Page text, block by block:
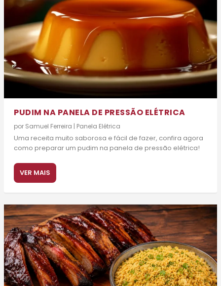
PUDIM NA PANELA DE PRESSÃO ELÉTRICA
por Samuel Ferreira Panela Elétrica
Uma receita muito saborosa e fácil de fazer, confira agora
como preparar um pudim na panela de pressão elétrica!
VER MAIS